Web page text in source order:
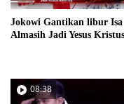
Jokowi Gantikan libur Isa
Almasih Jadi Yesus Kristus
08:38